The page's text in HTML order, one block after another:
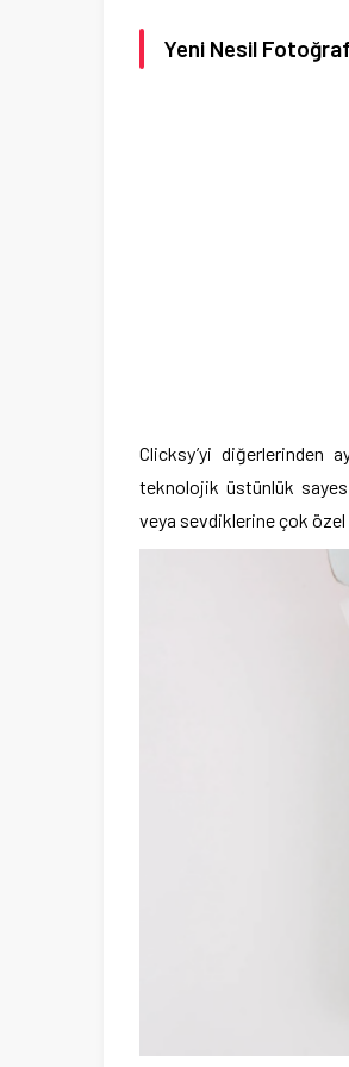
Yeni Nesil
Clicksy’yi diğerlerinden
teknolojik üstünlük
veya sevdiklerine çok